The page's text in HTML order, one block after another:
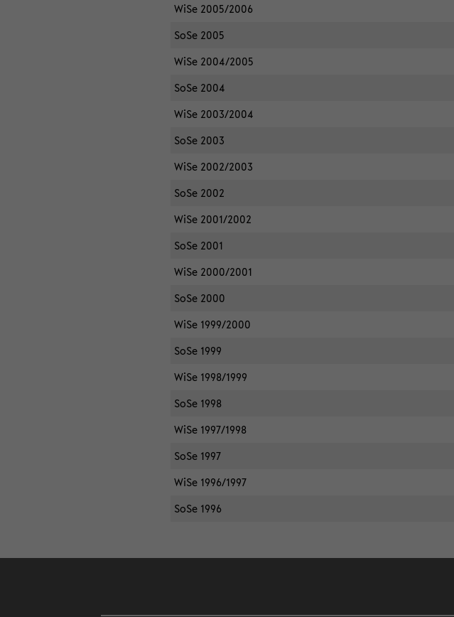
WiSe 2005/2006
SoSe 2005
WiSe 2004/2005
SoSe 2004
WiSe 2003/2004
SoSe 2003
WiSe 2002/2003
SoSe 2002
WiSe 2001/2002
SoSe 2001
WiSe 2000/2001
SoSe 2000
WiSe 1999/2000
SoSe 1999
WiSe 1998/1999
SoSe 1998
WiSe 1997/1998
SoSe 1997
WiSe 1996/1997
SoSe 1996